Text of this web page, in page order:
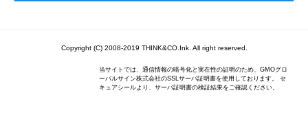
Copyright (C) 2008-2019 THINK&CO.Ink. All right reserved.
当サイトでは、通信情報の暗号化と実在性の証明のため、GMOグロ
ーバルサイン株式会社のSSLサーバ証明書を使用しております。 セ
キュアシールより、サーバ証明書の検証結果をご確認ください。